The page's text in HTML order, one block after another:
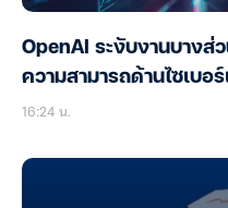
OpenAI ระงับงานบางส่
ความสามารถด้านไซเบ
16:24 น.